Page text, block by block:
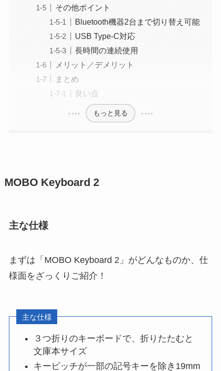
その他ポイント
Bluetooth機器2台まで切り替え可能
USB Type-C対応
長時間の連続使用
メリット／デメリット
まとめ
良い点
もっと見る
MOBO Keyboard 2
主な仕様
まずは「MOBO Keyboard 2」がどんなものか、仕
様面をざっくりご紹介！
主な仕様
３つ折りのキーボードで、折りたたむと
文庫本サイズ
キーピッチが一部の記号キーを除き19mm